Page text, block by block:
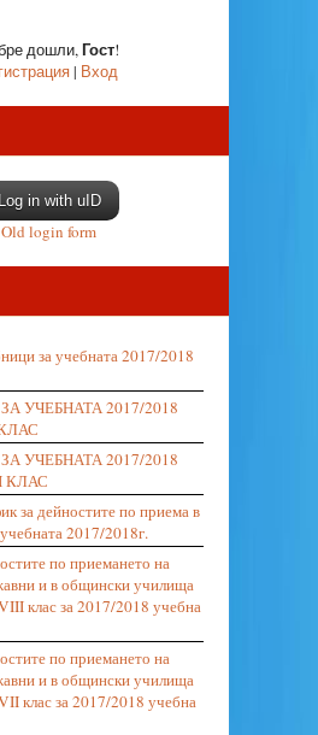
дошли,Гост!
| Вход
Log in with uID
Old login form
за учебната 2017/2018
УЧЕБНАТА 2017/2018
УЧЕБНАТА 2017/2018
КЛАС
за дейностите по приема в
2017/2018г.
по приемането на
и в общински училища
клас за 2017/2018 учебна
по приемането на
и в общински училища
клас за 2017/2018 учебна